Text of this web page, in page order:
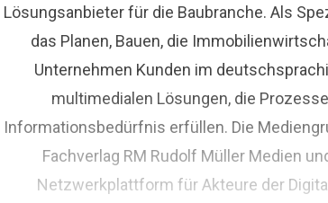
Lösungsanbieter für die Baubranche. Als
das Planen, Bauen, die
Unternehmen Kunden im
multimedialen Lösungen, die
Informationsbedürfnis erfüllen. Die
Fachverlag RM Rudolf Müller Medien
Netzwerkplattform für Akteure der